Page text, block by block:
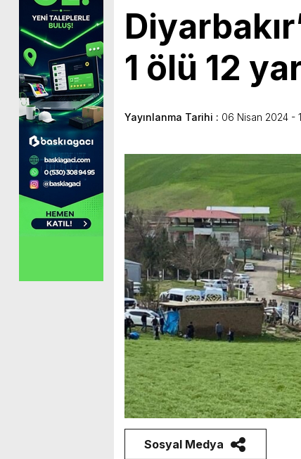
1 ölü 12
Yayınlanma Tarihi : 06 Nisan 2024 -
Sosyal Medya